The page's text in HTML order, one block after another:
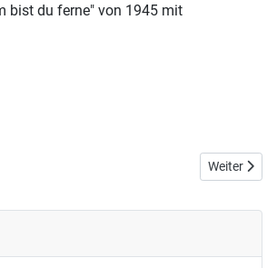
bist du ferne" von 1945 mit
Nächster
Weiter